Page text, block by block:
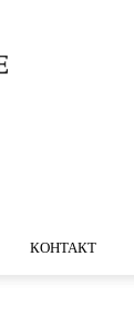
КОНТАКТ